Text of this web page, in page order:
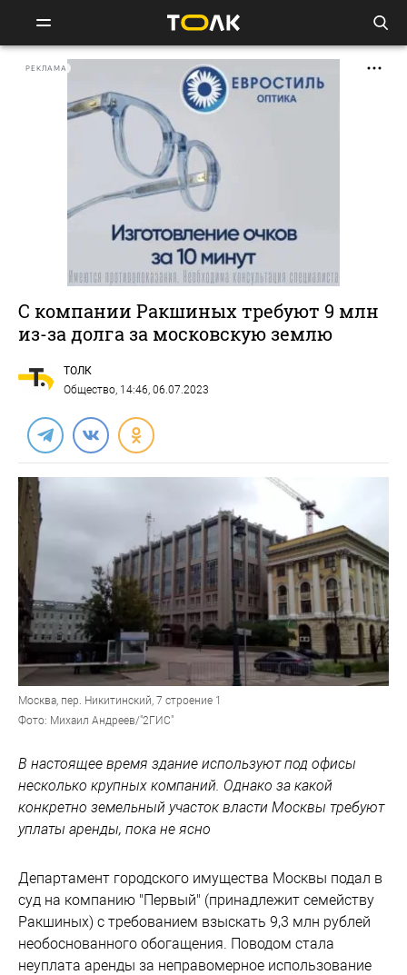
РЕКЛАМА
С компании Ракшиных требуют 9 млн
из-за долга за московскую землю
ТОЛК
Общество, 14:46, 06.07.2023
Москва, пер. Никитинский, 7 строение 1
Фото: Михаил Андреев/"2ГИС"
В настоящее время здание используют под офисы
несколько крупных компаний. Однако за какой
конкретно земельный участок власти Москвы требуют
уплаты аренды, пока не ясно
Департамент городского имущества Москвы подал в
суд на компанию "Первый" (принадлежит семейству
Ракшиных) с требованием взыскать 9,3 млн рублей
необоснованного обогащения. Поводом стала
неуплата аренды за неправомерное использование